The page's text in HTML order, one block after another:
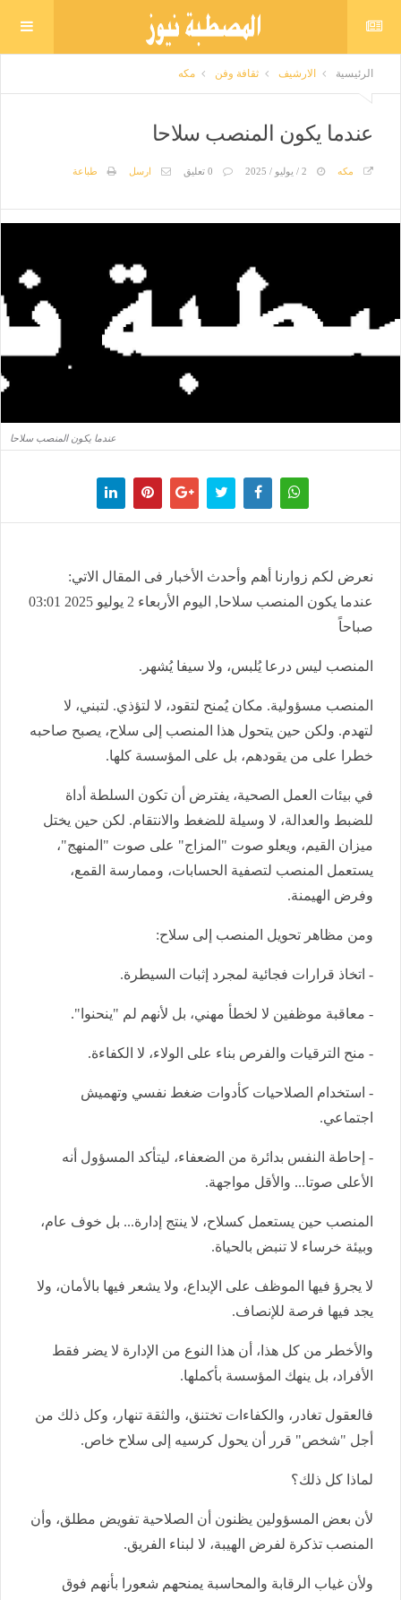
الرئيسية الارشيف ثقافة وفن مكه
عندما يكون المنصب سلاحا
مكه 0 تعليق ارسل طباعة
عندما يكون المنصب سلاحا
نعرض لكم زوارنا أهم وأحدث الأخبار فى المقال الاتي:
عندما يكون المنصب سلاحا, اليوم الأربعاء 2 يوليو 2025 03:01
صباحاً
المنصب ليس درعا يُلبس، ولا سيفا يُشهر.
المنصب مسؤولية. مكان يُمنح لتقود، لا لتؤذي. لتبني، لا
لتهدم. ولكن حين يتحول هذا المنصب إلى سلاح، يصبح صاحبه
خطرا على من يقودهم، بل على المؤسسة كلها.
في بيئات العمل الصحية، يفترض أن تكون السلطة أداة
للضبط والعدالة، لا وسيلة للضغط والانتقام. لكن حين يختل
ميزان القيم، ويعلو صوت "المزاج" على صوت "المنهج"،
يستعمل المنصب لتصفية الحسابات، وممارسة القمع،
وفرض الهيمنة.
ومن مظاهر تحويل المنصب إلى سلاح:
- اتخاذ قرارات فجائية لمجرد إثبات السيطرة.
- معاقبة موظفين لا لخطأ مهني، بل لأنهم لم "ينحنوا".
- منح الترقيات والفرص بناء على الولاء، لا الكفاءة.
- استخدام الصلاحيات كأدوات ضغط نفسي وتهميش
اجتماعي.
- إحاطة النفس بدائرة من الضعفاء، ليتأكد المسؤول أنه
الأعلى صوتا... والأقل مواجهة.
المنصب حين يستعمل كسلاح، لا ينتج إدارة... بل خوف عام،
وبيئة خرساء لا تنبض بالحياة.
لا يجرؤ فيها الموظف على الإبداع، ولا يشعر فيها بالأمان، ولا
يجد فيها فرصة للإنصاف.
والأخطر من كل هذا، أن هذا النوع من الإدارة لا يضر فقط
الأفراد، بل ينهك المؤسسة بأكملها.
فالعقول تغادر، والكفاءات تختنق، والثقة تنهار، وكل ذلك من
أجل "شخص" قرر أن يحول كرسيه إلى سلاح خاص.
لماذا كل ذلك؟
لأن بعض المسؤولين يظنون أن الصلاحية تفويض مطلق، وأن
المنصب تذكرة لفرض الهيبة، لا لبناء الفريق.
ولأن غياب الرقابة والمحاسبة يمنحهم شعورا بأنهم فوق